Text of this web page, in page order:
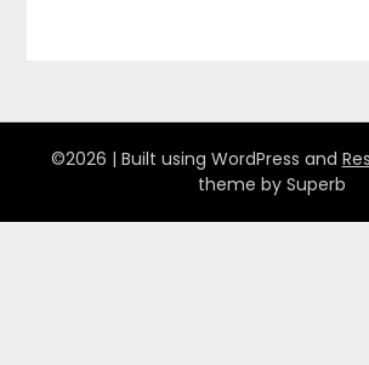
©2026 | Built using WordPress and
theme by Superb